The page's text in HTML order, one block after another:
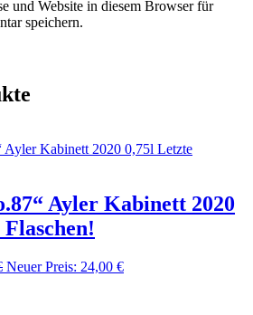
und Website in diesem Browser für
speichern.
Ayler Kabinett 2020
Ursprünglicher
Neuer Preis: 24,00 €Aktueller